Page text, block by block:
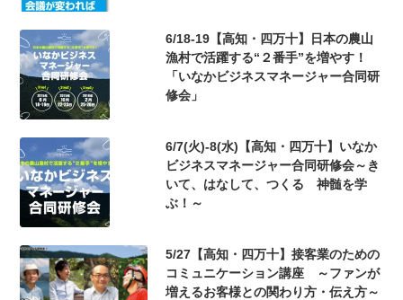
6/18-19【高知・四万十】日本の農山
漁村で活躍する“２番手”を増やす！
「いなかビジネスマネージャー合同研
修会」
6/7(火)-8(水)【高知・四万十】いなか
ビジネスマネージャー合同研修会～き
いて、はなして、つくる 神髄を学
ぶ！～
5/27【高知・四万十】接客業のための
コミュニケーション講座 ～ファンが
増えるお客様との関わり方・伝え方～